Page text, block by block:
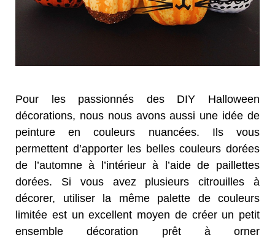
Pour les passionnés des DIY Halloween
décorations, nous nous avons aussi une idée de
peinture en couleurs nuancées. Ils vous
permettent d’apporter les belles couleurs dorées
de l’automne à l’intérieur à l’aide de paillettes
dorées. Si vous avez plusieurs citrouilles à
décorer, utiliser la même palette de couleurs
limitée est un excellent moyen de créer un petit
ensemble décoration prêt à orner